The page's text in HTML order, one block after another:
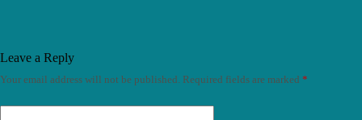
Leave a Reply
Your email address will not be published. Required fields are marked *